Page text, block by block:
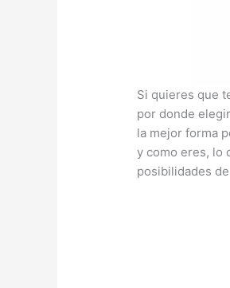
Si quieres que
por donde
la mejor forma
y como eres, lo
posibilidades